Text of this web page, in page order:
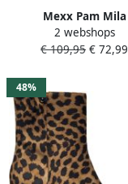
Mexx Pam Mila
enkellaarzen met
panterprint bruin
2 webshops
€ 109,95 € 72,99
48%